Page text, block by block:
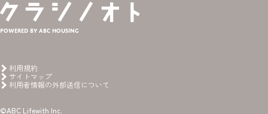
Powered by ABC HOUSING
利用規約
サイトマップ
利用者情報の外部送信について
©ABC Lifewith Inc.